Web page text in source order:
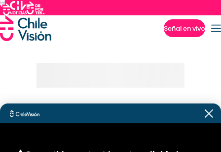
Señal en vivo